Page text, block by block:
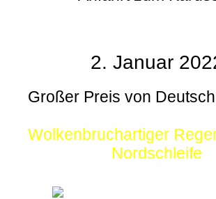
2. Januar
Großer Preis von
Wolkenbruchartiger
Nordschleife